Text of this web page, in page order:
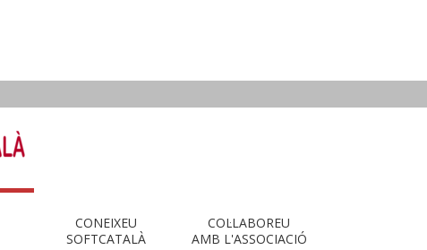
CONEIXEU
SOFTCATALÀ
COL·LABOREU
AMB L'ASSOCIACIÓ